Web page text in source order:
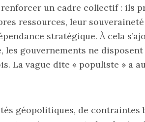
un cadre collectif : ils
ressources, leur
stratégique. À cela
les gouvernements ne
La vague dite « populiste » a
géopolitiques, de contraintes